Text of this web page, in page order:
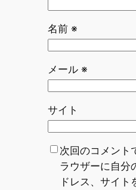
名前 ※
メール ※
サイト
次回のコメント
ラウザーに自分
ドレス、サイト